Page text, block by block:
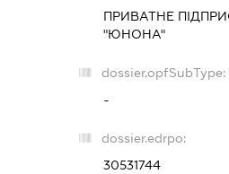
ПРИВАТНЕ
"ЮНОНА"
dossier.opfSubType:
-
dossier.edrpo:
30531744